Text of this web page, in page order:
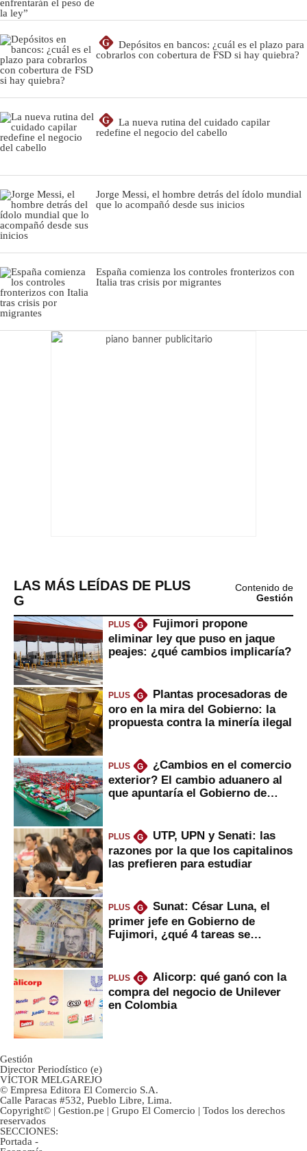
G
Depósitos en bancos: ¿cuál es el plazo para
cobrarlos con cobertura de FSD si hay quiebra?
G
La nueva rutina del cuidado capilar
redefine el negocio del cabello
Jorge Messi, el hombre detrás del ídolo mundial
que lo acompañó desde sus inicios
España comienza los controles fronterizos con
Italia tras crisis por migrantes
LAS MÁS LEÍDAS DE PLUS
G
Contenido de
Gestión
PLUS G
Fujimori propone
eliminar ley que puso en jaque
peajes: ¿qué cambios implicaría?
PLUS G
Plantas procesadoras de
oro en la mira del Gobierno: la
propuesta contra la minería ilegal
PLUS G
¿Cambios en el comercio
exterior? El cambio aduanero al
que apuntaría el Gobierno de
PLUS G
UTP, UPN y Senati: las
razones por la que los capitalinos
las prefieren para estudiar
PLUS G
Sunat: César Luna, el
primer jefe en Gobierno de
Fujimori, ¿qué 4 tareas se
PLUS G
Alicorp: qué ganó con la
compra del negocio de Unilever
en Colombia
Gestión
Director Periodístico (e)
VÍCTOR MELGAREJO
© Empresa Editora El Comercio S.A.
Calle Paracas #532, Pueblo Libre, Lima.
Copyright© | Gestion.pe | Grupo El Comercio | Todos los derechos
reservados
SECCIONES:
Portada -